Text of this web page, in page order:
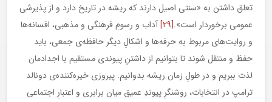
تعلق داشتن به «سنتی اصیل دارند که ریشه در تاریخ دارد و از پذیرشی
عمومی برخوردار است».[۲۹]
آداب و رسومِ فرهنگی و مذهبی، افسانه‌ها
و روایت‌های مربوط به حرفه‌ها و اشکالِ دیگر حافظه‌ی جمعی، باید
حفظ و منتقل شوند تا بتوانیم از داشتنِ پیوندی مستقیم با اجدادمان
لذت ببریم و در طولِ زمان ریشه بدوانیم. پیروزی خیره‌کننده‌ی دونالد
ترامپ در انتخابات، روشنگرِ پیوندِ عمیق میان برابری و اعتبارِ اجتماعی